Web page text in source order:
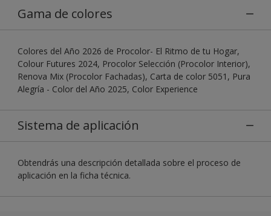
Gama de colores
Colores del Año 2026 de Procolor- El Ritmo de tu Hogar,
Colour Futures 2024, Procolor Selección (Procolor Interior),
Renova Mix (Procolor Fachadas), Carta de color 5051, Pura
Alegría - Color del Año 2025, Color Experience
Sistema de aplicación
Obtendrás una descripción detallada sobre el proceso de
aplicación en la ficha técnica.